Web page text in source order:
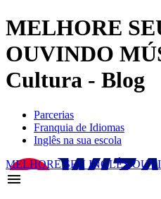
MELHORE
OUVINDO
Cultura - Blog
Parcerias
Franquia de Idiomas
Inglês na sua escola
MELHORE SEU INGLÊS
menu